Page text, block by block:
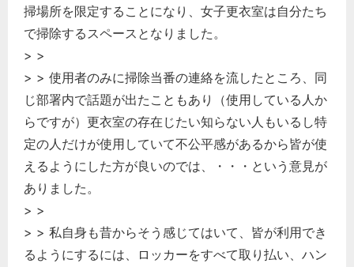
掃場所を限定することになり、女子更衣室は自分たち
で掃除するスペースとなりました。
> >
> > 使用者のみに掃除当番の連絡を流したところ、同
じ部署内で話題が出たこともあり（使用している人か
らですが）更衣室の存在じたい知らない人もいるし特
定の人だけが使用していて不公平感があるから皆が使
えるようにした方が良いのでは、・・・という意見が
ありました。
> >
> > 私自身も昔からそう感じてはいて、皆が利用でき
るようにするには、ロッカーをすべて取り払い、ハン